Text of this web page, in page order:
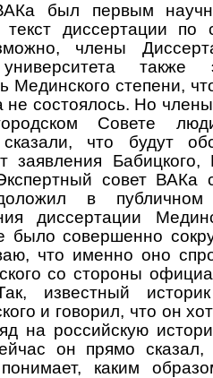
был первым
текст диссертации по
члены
университета
Мединского степени,
не состоялось. Но
Совете
что будут
заявления Бабицкого,
совет ВАКа
в публичном
диссертации
было совершенно
что именно оно
со стороны
известный
и говорил, что он
на российскую
он прямо
каким